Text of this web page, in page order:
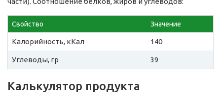
Свойство Значение
Калорийность, кКал 140
Углеводы, гр 39
Калькулятор продукта